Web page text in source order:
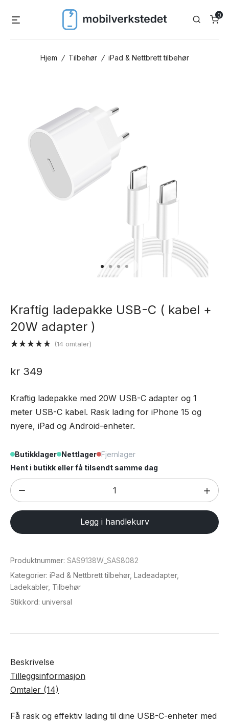
Search
0
Hjem / Tilbehør / iPad & Nettbrett tilbehør
Kraftig ladepakke USB-C ( kabel +
20W adapter )
basert på
(14 omtaler)
kr 349
Kraftig ladepakke med 20W USB-C adapter og 1
meter USB-C kabel. Rask lading for iPhone 15 og
nyere, iPad og Android-enheter.
Butikklager Nettlager Fjernlager
Hent i butikk eller få tilsendt samme dag
Kraftig
ladepakke
USB-
C
kabel
+
20W
adapter
Legg i handlekurv
Produktnummer: SAS9138W_SAS8082
Kategorier: iPad & Nettbrett tilbehør, Ladeadapter,
Ladekabler, Tilbehør
Stikkord: universal
Beskrivelse
Tilleggsinformasjon
Omtaler (14)
Få rask og effektiv lading til dine USB-C-enheter med